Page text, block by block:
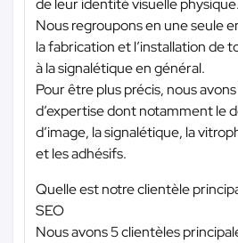
de leur identité visuelle physique.
Nous regroupons en une seule
la fabrication et l’installation de
à la signalétique en général.
Pour être plus précis, nous
d’expertise dont notamment le
d’image, la signalétique, la
et les adhésifs.
Quelle est notre clientèle
SEO
Nous avons 5 clientèles